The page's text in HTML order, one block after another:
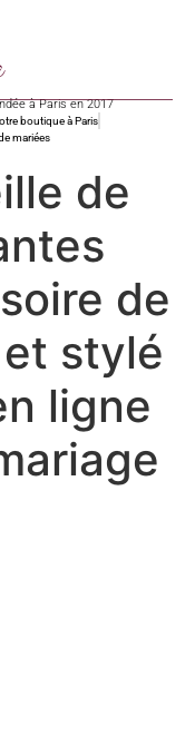
à Paris en 2017
boutique à Paris
mariées
de
de
stylé
ligne